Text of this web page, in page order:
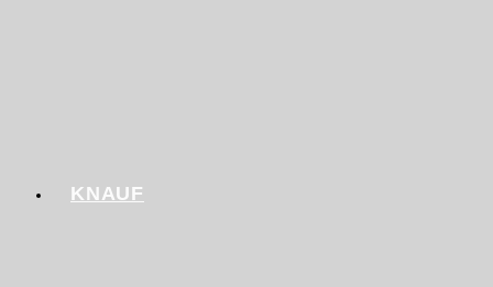
KNAUF